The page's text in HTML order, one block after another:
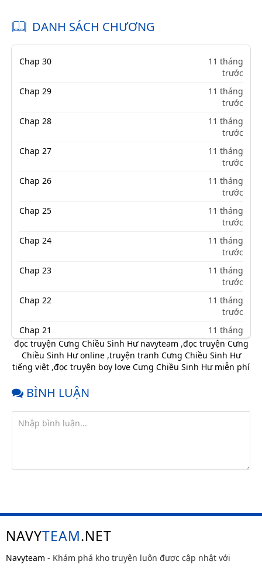
DANH SÁCH CHƯƠNG
Chap 30
11 tháng
trước
Chap 29
11 tháng
trước
Chap 28
11 tháng
trước
Chap 27
11 tháng
trước
Chap 26
11 tháng
trước
Chap 25
11 tháng
trước
Chap 24
11 tháng
trước
Chap 23
11 tháng
trước
Chap 22
11 tháng
trước
Chap 21
11 tháng
trước
Chap 20
11 tháng
trước
Chap 19
Chap 18
Chap 15
đọc truyện Cưng Chiều Sinh Hư navyteam ,đọc truyện Cưng
Chiều Sinh Hư online,truyện tranh Cưng Chiều Sinh Hư
tiếng việt ,đọc truyện boy love Cưng Chiều Sinh Hư miễn phí
BÌNH LUẬN
NAVYTEAM.NET
Navyteam - Khám phá kho truyện luôn được cập nhật với